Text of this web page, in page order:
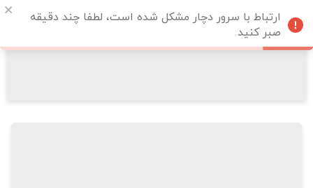
ارتباط با سرور دچار مشکل شده است، لطفا چند دقیقه
صبر کنید